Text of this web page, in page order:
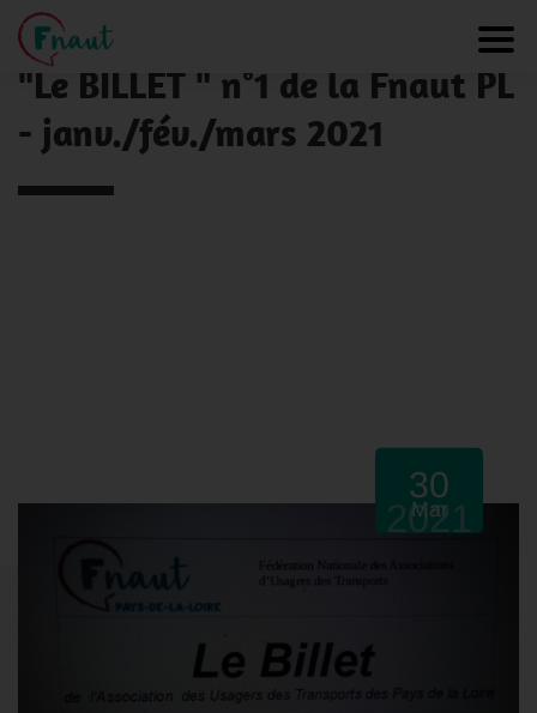
Panneau de gestion des cookies
NOS ACTUALITÉS
"Le BILLET " n°1 de la Fnaut PL
- janv./fév./mars 2021
30
Mar
2021